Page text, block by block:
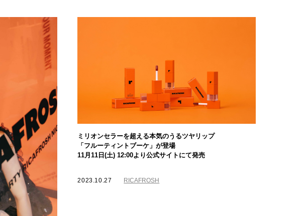
ミリオンセラーを超える本気のうるツヤリップ
「フルーティントブーケ」が登場
11月11日(土) 12:00より公式サイトにて発売
2023.10.27 RICAFROSH